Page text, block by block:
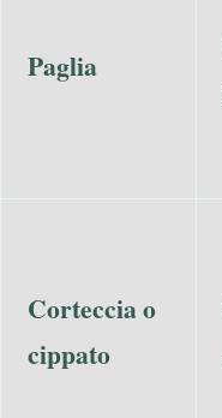
Paglia
Corteccia o
cippato